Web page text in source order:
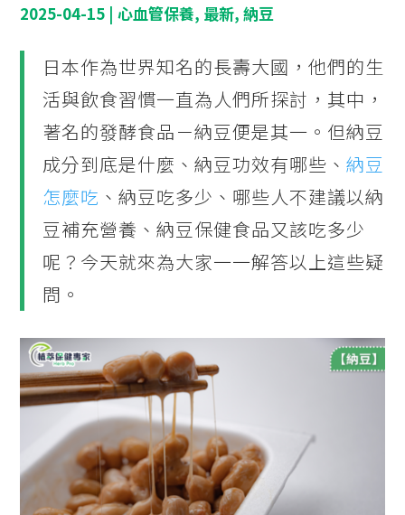
2025-04-15 |心血管保養, 最新,納豆
日本作為世界知名的長壽大國，他們的生
活與飲食習慣一直為人們所探討，其中，
著名的發酵食品－納豆便是其一。但納豆
成分到底是什麼、納豆功效有哪些、納豆
怎麼吃 、納豆吃多少、哪些人不建議以納
豆補充營養、納豆保健食品又該吃多少
呢？今天就來為大家一一解答以上這些疑
問。